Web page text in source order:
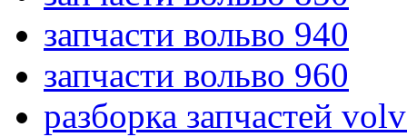
запчасти вольво 940
запчасти вольво 960
разборка запчастей